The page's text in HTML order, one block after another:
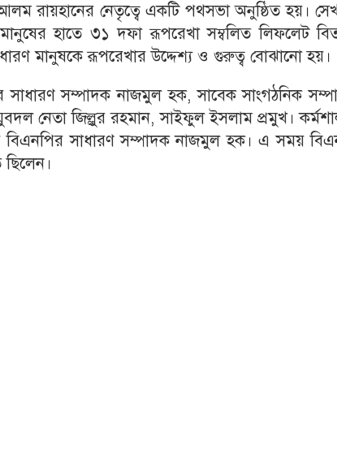
রায়হানের নেতৃত্বে একটি পথসভা অনুষ্ঠিত হয়।
হাতে ৩১ দফা রূপরেখা সম্বলিত লিফলেট
মানুষকে রূপরেখার উদ্দেশ্য ও গুরুত্ব বোঝানো হয়।
সাধারণ সম্পাদক নাজমুল হক, সাবেক সাংগঠনিক
নেতা জিল্লুর রহমান, সাইফুল ইসলাম প্রমুখ।
বিএনপির সাধারণ সম্পাদক নাজমুল হক। এ সময়